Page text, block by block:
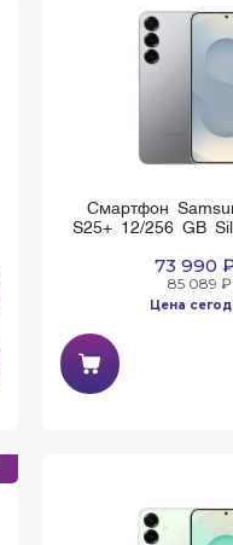
Смартфон
S25+ 12/256 GB
73 990
85 089 ₽
Цена